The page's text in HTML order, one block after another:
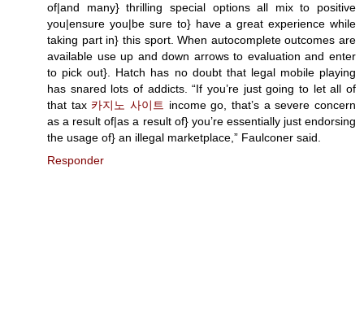
of|and many} thrilling special options all mix to positive
you|ensure you|be sure to} have a great experience while
taking part in} this sport. When autocomplete outcomes are
available use up and down arrows to evaluation and enter
to pick out}. Hatch has no doubt that legal mobile playing
has snared lots of addicts. “If you’re just going to let all of
that tax 카지노 사이트 income go, that’s a severe concern
as a result of|as a result of} you’re essentially just endorsing
the usage of} an illegal marketplace,” Faulconer said.
Responder